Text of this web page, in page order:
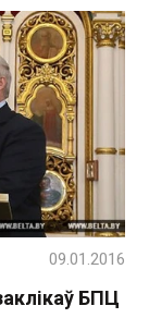
БПЦ
09.01.2016